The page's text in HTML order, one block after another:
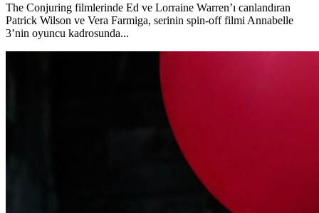
The Conjuring filmlerinde Ed ve Lorraine Warren’ı canlandıran
Patrick Wilson ve Vera Farmiga, serinin spin-off filmi Annabelle
3’nin oyuncu kadrosunda...